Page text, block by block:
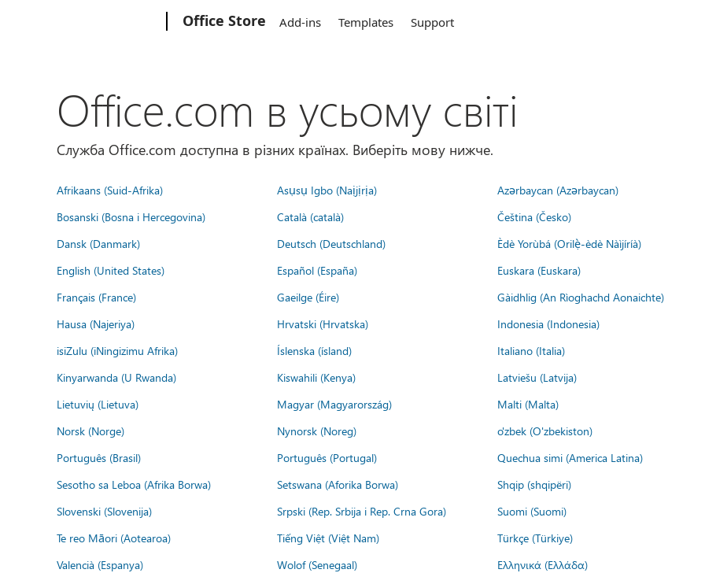
Office Store Add-ins Templates Support
Office.com в усьому світі
Служба Office.com доступна в різних країнах. Виберіть мову нижче.
Afrikaans (Suid-Afrika) Asụsụ Igbo (Naịjịrịa) Azərbaycan (Azərbaycan)
Bosanski (Bosna i Hercegovina)
Català (català) Čeština (Česko)
Dansk (Danmark)
Deutsch (Deutschland) Èdè Yorùbá (Orilẹ̀-èdè Nàìjíríà)
English (United States)
Español (España) Euskara (Euskara)
Français (France)
Gaeilge (Éire) Gàidhlig (An Rìoghachd Aonaichte)
Hausa (Najeriya)
Hrvatski (Hrvatska) Indonesia (Indonesia)
isiZulu (iNingizimu Afrika)
Íslenska (ísland) Italiano (Italia)
Kinyarwanda (U Rwanda)
Kiswahili (Kenya) Latviešu (Latvija)
Lietuvių (Lietuva)
Magyar (Magyarország) Malti (Malta)
Norsk (Norge)
Nynorsk (Noreg) o'zbek (O'zbekiston)
Português (Brasil)
Português (Portugal) Quechua simi (America Latina)
Sesotho sa Leboa (Afrika Borwa)
Setswana (Aforika Borwa) Shqip (shqipëri)
Slovenski (Slovenija)
Srpski (Rep. Srbija i Rep. Crna Gora) Suomi (Suomi)
Te reo Māori (Aotearoa)
Tiếng Việt (Việt Nam) Türkçe (Türkiye)
Valencià (Espanya)
Wolof (Senegaal) Ελληνικά (Ελλάδα)